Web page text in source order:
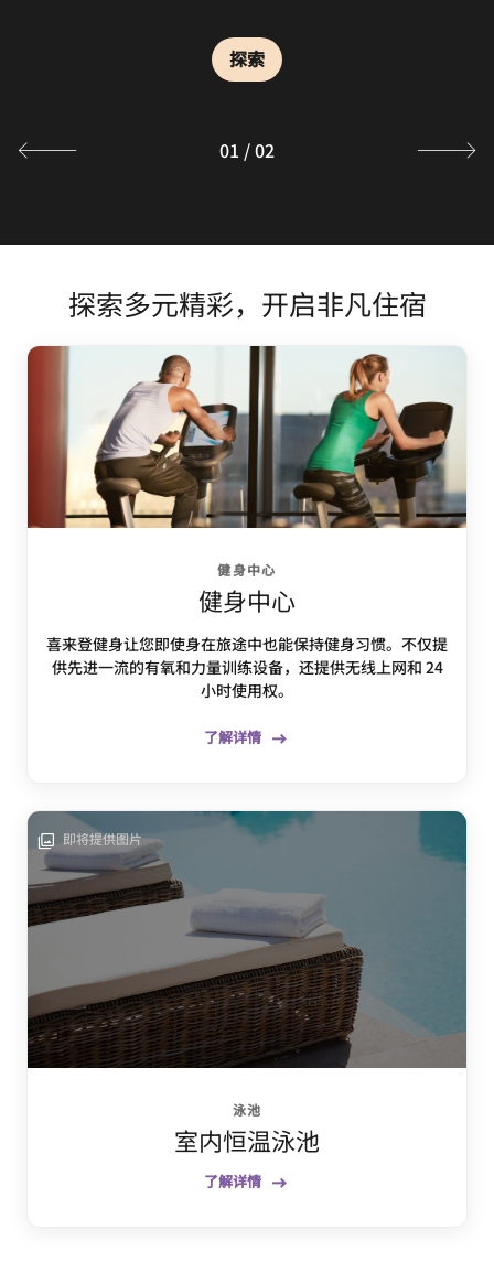
探索
啤酒、葡萄酒和烈酒。
01 /02
探索多元精彩，开启非凡住宿
健身中心
健身中心
喜来登健身让您即使身在旅途中也能保持健身习惯。不仅提
供先进一流的有氧和力量训练设备，还提供无线上网和 24
小时使用权。
了解详情
即将提供图片
泳池
室内恒温泳池
了解详情